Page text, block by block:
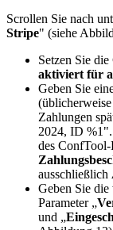
Scrollen Sie nach
Stripe" (siehe
Setzen Sie
aktiviert für
Geben Sie
Zahlungen
2024, ID
des ConfTool-
ausschließlich
Geben Sie
Parameter „
und „